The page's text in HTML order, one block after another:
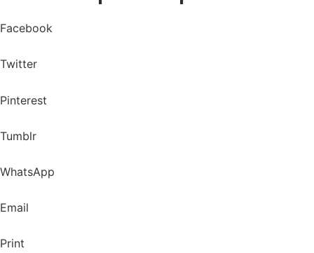
Facebook
Twitter
Pinterest
Tumblr
WhatsApp
Email
Print